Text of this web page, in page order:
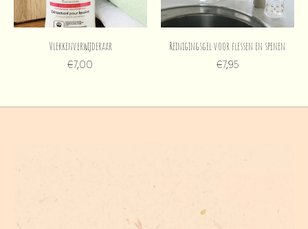
Vlekkenverwijderaar
€7,00
Reinigingsgel voor flessen en spenen
€7,95